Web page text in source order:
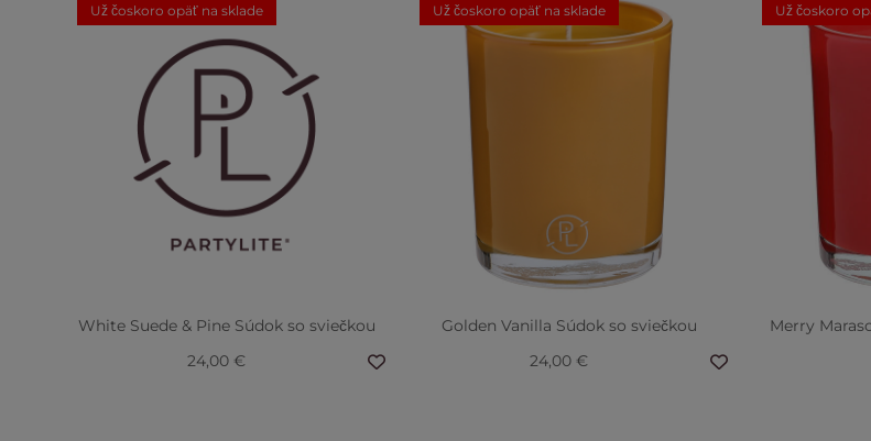
Už čoskoro opäť na sklade
White Suede & Pine Súdok so sviečkou
24,00 €
Už čoskoro opäť na sklade
Golden Vanilla Súdok so sviečkou
24,00 €
Už čoskoro
Merry